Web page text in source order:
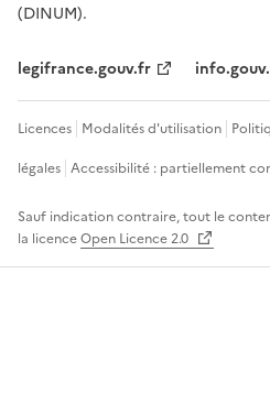
(DINUM).
legifrance.gouv.fr
Licences Modalités d'utilisation
légales Accessibilité : partiellement
Sauf indication contraire, tout le
la licenceOpen Licence 2.0